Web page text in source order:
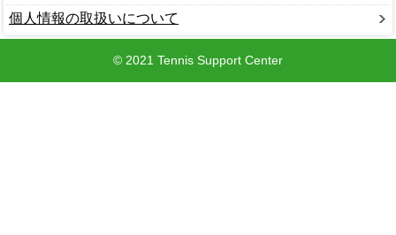
個人情報の取扱いについて
© 2021 Tennis Support Center